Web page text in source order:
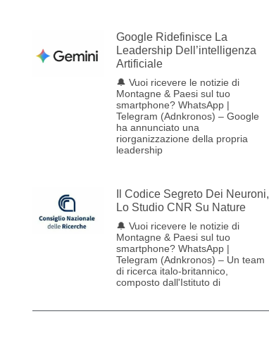
Google Ridefinisce La
Leadership Dell’intelligenza
Artificiale
🔔 Vuoi ricevere le notizie di
Montagne & Paesi sul tuo
smartphone? WhatsApp |
Telegram (Adnkronos) – Google
ha annunciato una
riorganizzazione della propria
leadership
Il Codice Segreto Dei Neuroni,
Lo Studio CNR Su Nature
🔔 Vuoi ricevere le notizie di
Montagne & Paesi sul tuo
smartphone? WhatsApp |
Telegram (Adnkronos) – Un team
di ricerca italo-britannico,
composto dall'Istituto di